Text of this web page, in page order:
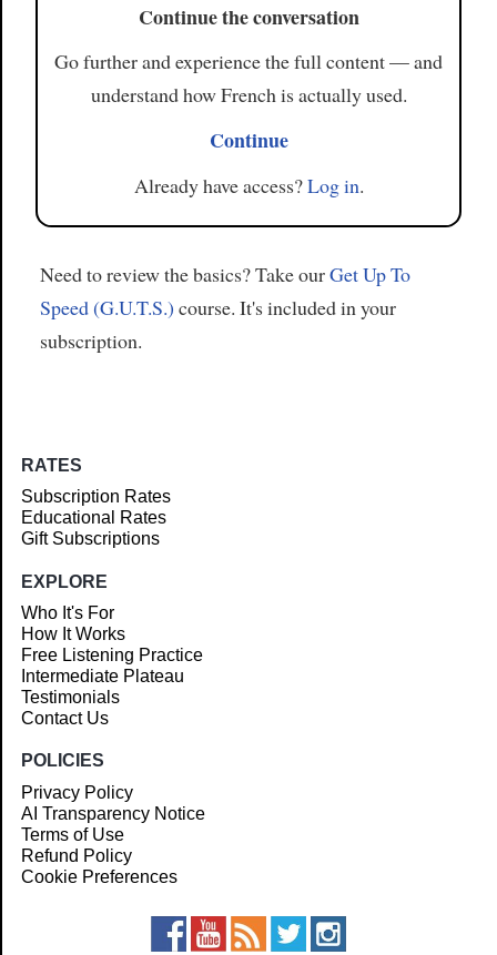
Continue the conversation
Go further and experience the full content — and
understand how French is actually used.
Continue
Already have access?Log in.
Need to review the basics? Take ourGet Up To
Speed (G.U.T.S.) course. It's included in your
subscription.
RATES
Subscription Rates
Educational Rates
Gift Subscriptions
EXPLORE
Who It's For
How It Works
Free Listening Practice
Intermediate Plateau
Testimonials
Contact Us
POLICIES
Privacy Policy
AI Transparency Notice
Terms of Use
Refund Policy
Cookie Preferences